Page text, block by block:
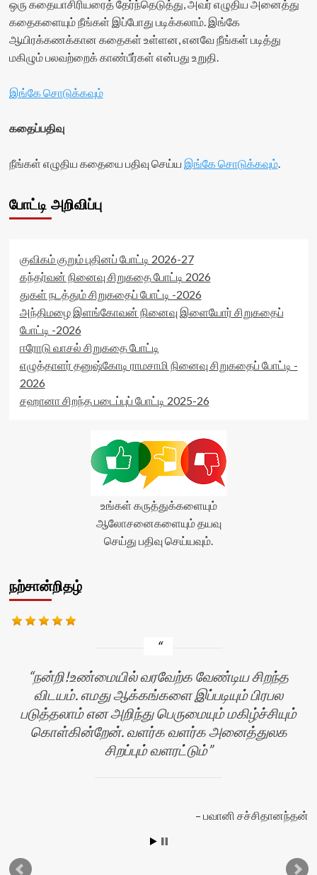
ஒரு கதையாசிரியரைத் தேர்ந்தெடுத்து, அவர் எழுதிய அனைத்து
கதைகளையும் நீங்கள் இப்போது படிக்கலாம். இங்கே
ஆயிரக்கணக்கான கதைகள் உள்ளன, எனவே நீங்கள் படித்து
மகிழும் பலவற்றைக் காண்பீர்கள் என்பது உறுதி.
இங்கே சொடுக்கவும்
கதைப்பதிவு
நீங்கள் எழுதிய கதையை பதிவு செய்ய இங்கே சொடுக்கவும்.
போட்டி அறிவிப்பு
குவிகம் குறும் புதினப் போட்டி 2026-27
கந்தர்வன் நினைவு சிறுகதை போட்டி 2026
துகள் நடத்தும் சிறுகதைப் போட்டி -2026
அந்திமழை இளங்கோவன் நினைவு இளையோர் சிறுகதைப்
போட்டி -2026
ஈரோடு வாசல் சிறுகதை போட்டி
எழுத்தாளர் தனுஷ்கோடி ராமசாமி நினைவு சிறுகதைப் போட்டி -
2026
சஹானா சிறந்த படைப்புப் போட்டி 2025-26
உங்கள் கருத்துக்களையும்
ஆலோசனைகளையும் தயவு
செய்து பதிவு செய்யவும்.
நற்சான்றிதழ்
நன்றி!உண்மையில் வரவேற்க வேண்டிய சிறந்த
விடயம். எமது ஆக்கங்களை இப்படியும் பிரபல
படுத்தலாம் என அறிந்து பெருமையும் மகிழ்ச்சியும்
கொள்கின்றேன். வளர்க வளர்க அனைத்துலக
சிறப்பும் வளரட்டும்
பவானி சச்சிதானந்தன்